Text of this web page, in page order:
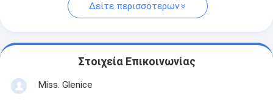
Δείτε περισσότερων
Στοιχεία Επικοινωνίας
Miss. Glenice